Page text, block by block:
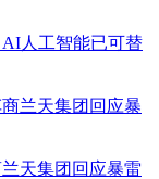
人工智能已可替
天集团回应暴雷